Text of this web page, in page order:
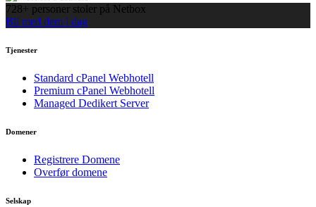
728+ personer stoler på Netbox
Bli med dem i dag
Tjenester
Standard cPanel Webhotell
Premium cPanel Webhotell
Managed Dedikert Server
Domener
Registrere Domene
Overfør domene
Selskap